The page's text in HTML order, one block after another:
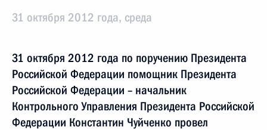
31 октября 2012 года, среда
31 октября 2012 года по поручению Президента
Российской Федерации помощник Президента
Российской Федерации – начальник
Контрольного Управления Президента Российской
Федерации Константин Чуйченко провел